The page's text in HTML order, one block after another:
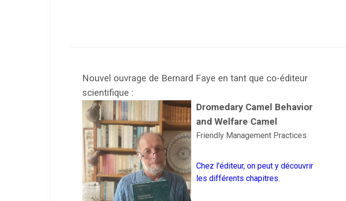
Nouvel ouvrage de Bernard Faye en tant que co-éditeur
scientifique :
Dromedary Camel Behavior
and Welfare Camel
Friendly Management Practices
Chez l'éditeur, on peut y découvrir
les différents chapitres.